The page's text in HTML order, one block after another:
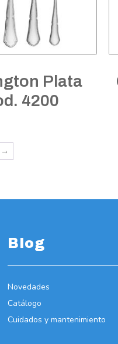
Plata
4200
→
Blog
Novedades
Catálogo
Cuidados y mantenimiento